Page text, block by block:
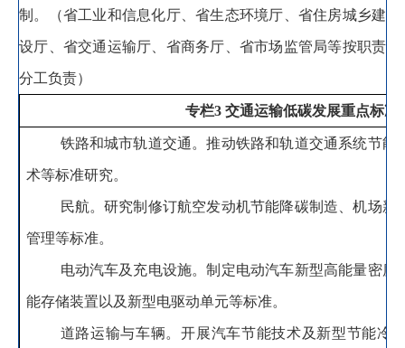
制。 （省工业和信息化厅、省生态环境厅、省住房城乡建
设厅、省交通运输厅、省商务厅、省市场监管局等按职责
分工负责）
专栏3 交通运输低碳发展重点标准
铁路和城市轨道交通 。推动铁路和轨道交通系统节能
术等标准研究。
民航。研究制修订航空发动机节能降碳制造、机场新
管理等标准。
电动汽车及充电设施。制定电动汽车新型高能量密度
能存储装置以及新型电驱动单元等标准。
道路运输与车辆。开展汽车节能技术及新型节能冷